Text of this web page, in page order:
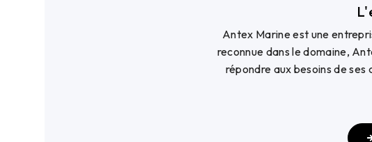
Antex Marine est une
reconnue dans le domaine,
répondre aux besoins de